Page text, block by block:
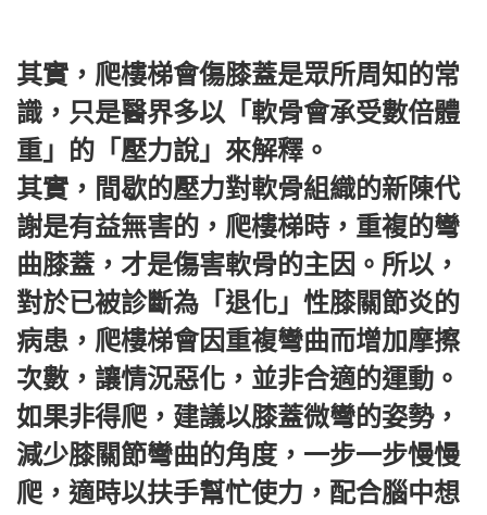
其實，爬樓梯會傷膝蓋是眾所周知的常
識，只是醫界多以「軟骨會承受數倍體
重」的「壓力說」來解釋。
其實，間歇的壓力對軟骨組織的新陳代
謝是有益無害的，爬樓梯時，重複的彎
曲膝蓋，才是傷害軟骨的主因。所以，
對於已被診斷為「退化」性膝關節炎的
病患，爬樓梯會因重複彎曲而增加摩擦
次數，讓情況惡化，並非合適的運動。
如果非得爬，建議以膝蓋微彎的姿勢，
減少膝關節彎曲的角度，一步一步慢慢
爬，適時以扶手幫忙使力，配合腦中想